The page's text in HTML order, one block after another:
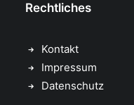
Rechtliches
Kontakt
Impressum
Datenschutz